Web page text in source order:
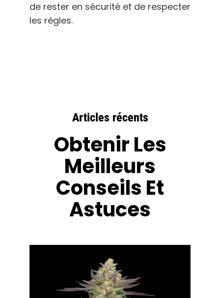
de rester en sécurité et de respecter
les règles.
Articles récents
Obtenir Les
Meilleurs
Conseils Et
Astuces